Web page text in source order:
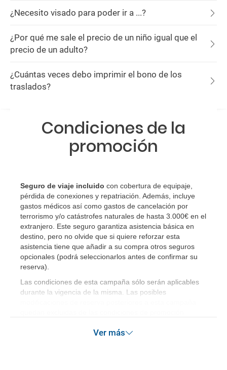
¿Necesito visado para poder ir a ...?
¿Por qué me sale el precio de un niño igual que el
precio de un adulto?
¿Cuántas veces debo imprimir el bono de los
traslados?
Condiciones de la
promoción
Seguro de viaje incluido con cobertura de equipaje,
pérdida de conexiones y repatriación. Además, incluye
gastos médicos así como gastos de cancelación por
terrorismo y/o catástrofes naturales de hasta 3.000€ en el
extranjero. Este seguro garantiza asistencia básica en
destino, pero no olvide que si quiere reforzar esta
asistencia tiene que añadir a su compra otros seguros
opcionales (podrá seleccionarlos antes de confirmar su
reserva)
Las condiciones de esta campaña sólo serán aplicables
durante la vigencia de la misma. Las posibles
Ver más